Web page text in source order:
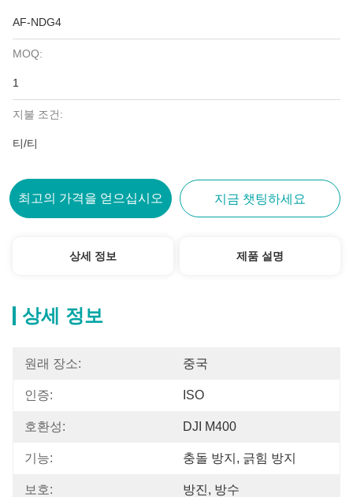
AF-NDG4
MOQ:
1
지불 조건:
티/티
최고의 가격을 얻으십시오 지금 챗팅하세요
상세 정보 제품 설명
상세 정보
원래 장소: 중국
인증: ISO
호환성: DJI M400
기능: 충돌 방지, 긁힘 방지
보호: 방진, 방수